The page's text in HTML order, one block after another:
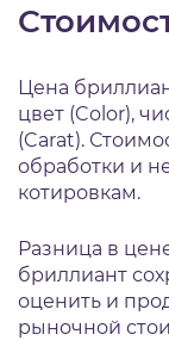
Цена
цвет (Color),
(Carat).
обработки и
котировкам.
Разница в
бриллиант
оценить и
рыночной